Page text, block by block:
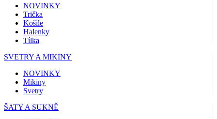
NOVINKY
Trička
Košile
Halenky
Tílka
SVETRY A MIKINY
NOVINKY
Mikiny
Svetry
ŠATY A SUKNĚ